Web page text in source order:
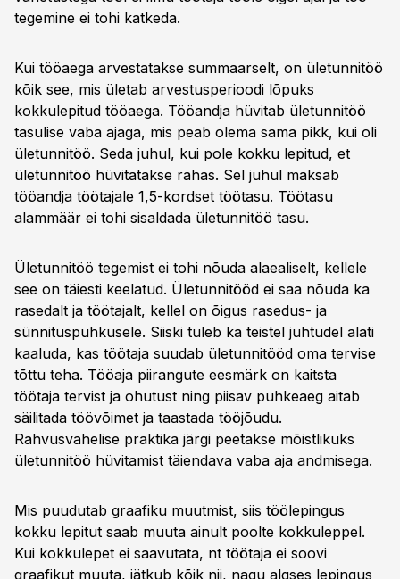
tegemine ei tohi katkeda.
Kui tööaega arvestatakse summaarselt, on ületunnitöö
kõik see, mis ületab arvestusperioodi lõpuks
kokkulepitud tööaega. Tööandja hüvitab ületunnitöö
tasulise vaba ajaga, mis peab olema sama pikk, kui oli
ületunnitöö. Seda juhul, kui pole kokku lepitud, et
ületunnitöö hüvitatakse rahas. Sel juhul maksab
tööandja töötajale 1,5-kordset töötasu. Töötasu
alammäär ei tohi sisaldada ületunnitöö tasu.
Ületunnitöö tegemist ei tohi nõuda alaealiselt, kellele
see on täiesti keelatud. Ületunnitööd ei saa nõuda ka
rasedalt ja töötajalt, kellel on õigus rasedus- ja
sünnituspuhkusele. Siiski tuleb ka teistel juhtudel alati
kaaluda, kas töötaja suudab ületunnitööd oma tervise
tõttu teha. Tööaja piirangute eesmärk on kaitsta
töötaja tervist ja ohutust ning piisav puhkeaeg aitab
säilitada töövõimet ja taastada tööjõudu.
Rahvusvahelise praktika järgi peetakse mõistlikuks
ületunnitöö hüvitamist täiendava vaba aja andmisega.
Mis puudutab graafiku muutmist, siis töölepingus
kokku lepitut saab muuta ainult poolte kokkuleppel.
Kui kokkulepet ei saavutata, nt töötaja ei soovi
graafikut muuta, jätkub kõik nii, nagu algses lepingus